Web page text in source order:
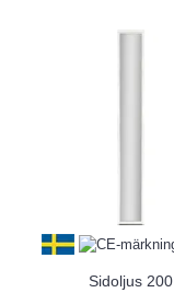
Sidoljus 200